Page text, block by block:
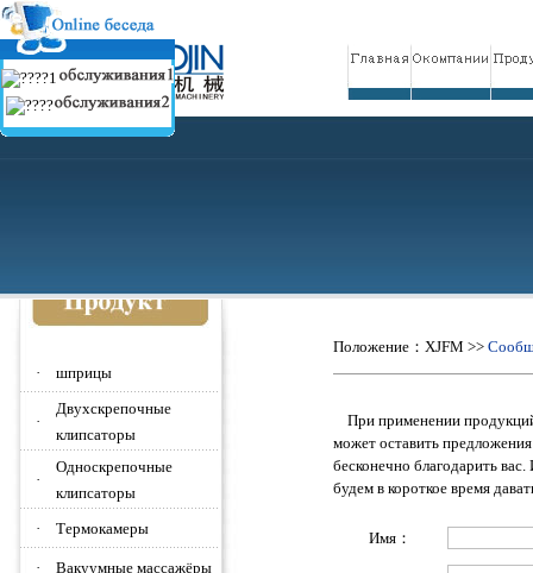
· шприцы
·
Двухскрепочные
клипсаторы
·
Односкрепочные
клипсаторы
·
Термокамеры
· Вакуумные массажёры
Положение： XJFM >>
При применении
может оставить
бесконечно благодарить
будем в короткое время
Имя：